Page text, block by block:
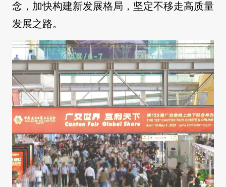
念，加快构建新发展格局，坚定不移走高质量
发展之路。